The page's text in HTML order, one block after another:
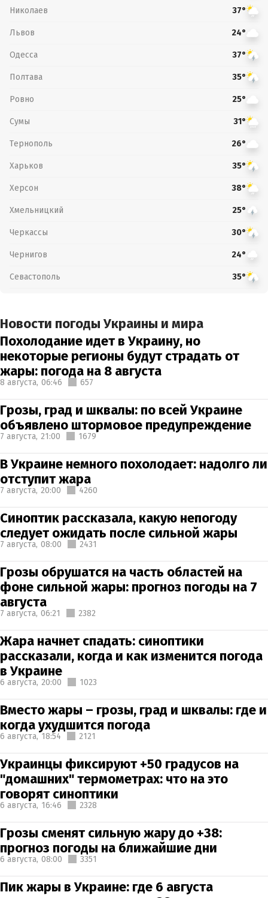
Николаев 37°
Львов 24°
Одесса 37°
Полтава 35°
Ровно 25°
Сумы 31°
Тернополь 26°
Харьков 35°
Херсон 38°
Хмельницкий 25°
Черкассы 30°
Чернигов 24°
Севастополь 35°
Новости погоды Украины и мира
Похолодание идет в Украину, но
некоторые регионы будут страдать от
жары: погода на 8 августа
8 августа, 06:46 657
Грозы, град и шквалы: по всей Украине
объявлено штормовое предупреждение
7 августа, 21:00 1679
В Украине немного похолодает: надолго ли
отступит жара
7 августа, 20:00 4260
Синоптик рассказала, какую непогоду
следует ожидать после сильной жары
7 августа, 08:00 2431
Грозы обрушатся на часть областей на
фоне сильной жары: прогноз погоды на 7
августа
7 августа, 06:21 2382
Жара начнет спадать: синоптики
рассказали, когда и как изменится погода
в Украине
6 августа, 20:00 1023
Вместо жары – грозы, град и шквалы: где и
когда ухудшится погода
6 августа, 18:54 2121
Украинцы фиксируют +50 градусов на
"домашних" термометрах: что на это
говорят синоптики
6 августа, 16:46 2328
Грозы сменят сильную жару до +38:
прогноз погоды на ближайшие дни
6 августа, 08:00 3351
Пик жары в Украине: где 6 августа